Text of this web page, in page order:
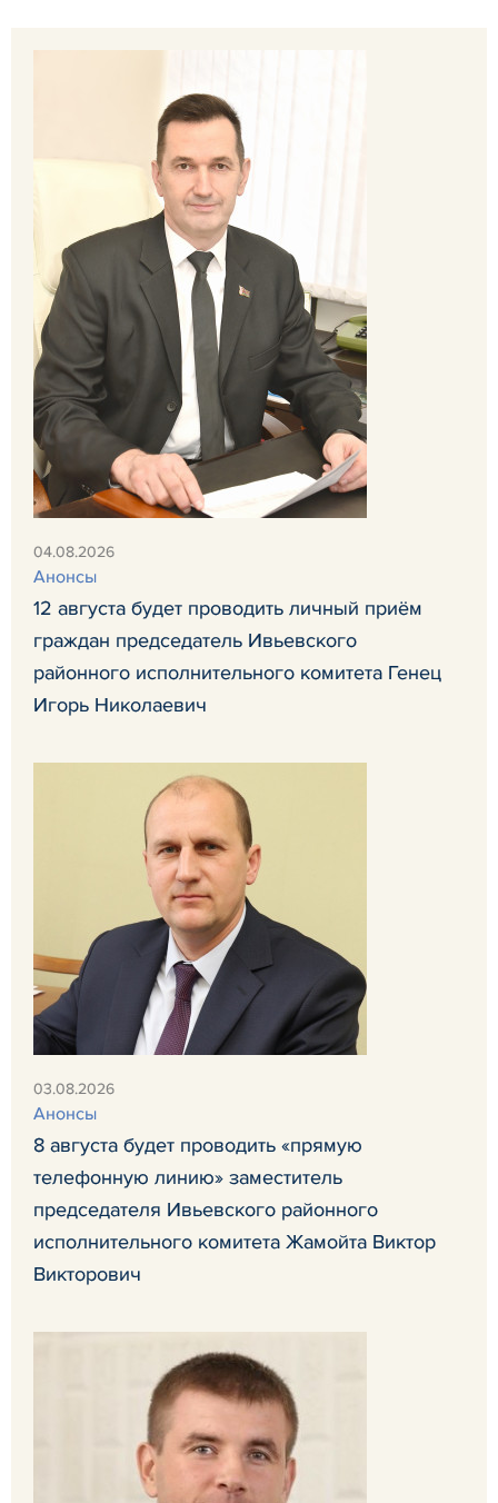
04.08.2026
Анонсы
12 августа будет проводить личный приём
граждан председатель Ивьевского
районного исполнительного комитета Генец
Игорь Николаевич
03.08.2026
Анонсы
8 августа будет проводить «прямую
телефонную линию» заместитель
председателя Ивьевского районного
исполнительного комитета Жамойта Виктор
Викторович